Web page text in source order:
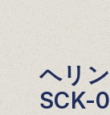
ヘリ
SCK-